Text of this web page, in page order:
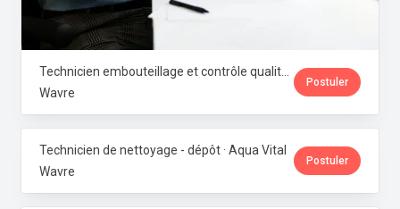
Wavre
Postuler
Technicien de nettoyage - dépôt · Aqua Vital
Wavre
Postuler